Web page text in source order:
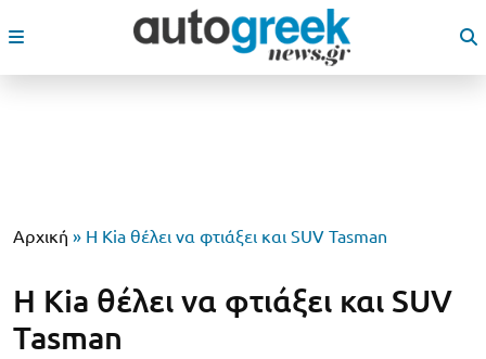
Αρχική » Η Kia θέλει να φτιάξει και SUV Tasman
Η Kia θέλει να φτιάξει και SUV
Tasman